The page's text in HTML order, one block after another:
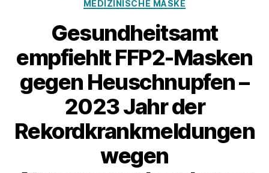
MEDIZINISCHE MASKE
Gesundheitsamt
empfiehlt FFP2-Masken
gegen Heuschnupfen –
2023 Jahr der
Rekordkrankmeldungen
wegen